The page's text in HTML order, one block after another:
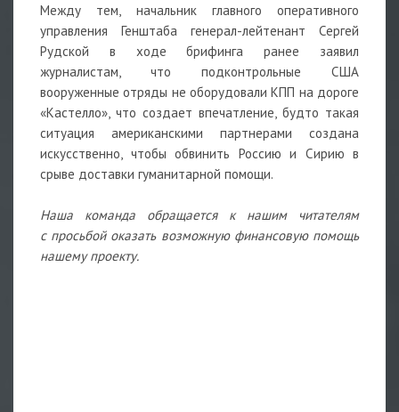
Между тем, начальник главного оперативного
управления Генштаба генерал-лейтенант Сергей
Рудской в ходе брифинга ранее заявил
журналистам, что подконтрольные США
вооруженные отряды не оборудовали КПП на дороге
«Кастелло», что создает впечатление, будто такая
ситуация американскими партнерами создана
искусственно, чтобы обвинить Россию и Сирию в
срыве доставки гуманитарной помощи.
Наша команда обращается к нашим читателям
с просьбой оказать возможную финансовую помощь
нашему проекту.